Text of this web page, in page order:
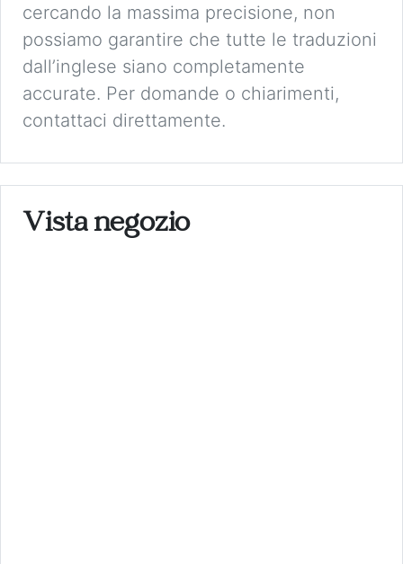
cercando la massima precisione, non
possiamo garantire che tutte le traduzioni
dall’inglese siano completamente
accurate. Per domande o chiarimenti,
contattaci direttamente.
Vista negozio